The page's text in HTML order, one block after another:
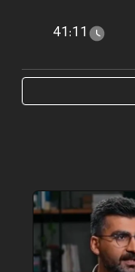
41:11